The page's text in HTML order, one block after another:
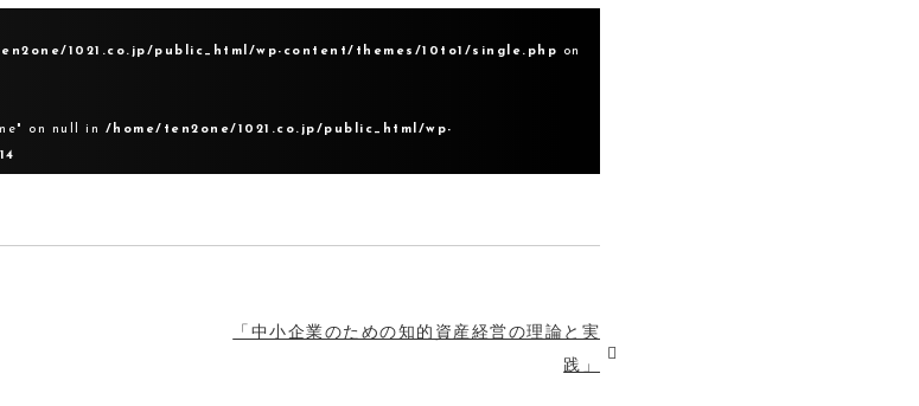
1021.co.jp/public_html/wp-content/themes/10to1/single.php
on
on null in /home/ten2one/1021.co.jp/public_html/wp-
14
「中小企業のための知的資産経営の理論と実
践」